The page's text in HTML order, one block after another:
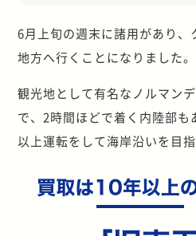
6月上旬の週末に諸用があり、
地方へ行くことになりました。
観光地として有名なノルマン
で、2時間ほどで着く内陸部
以上運転をして海岸沿いを目指